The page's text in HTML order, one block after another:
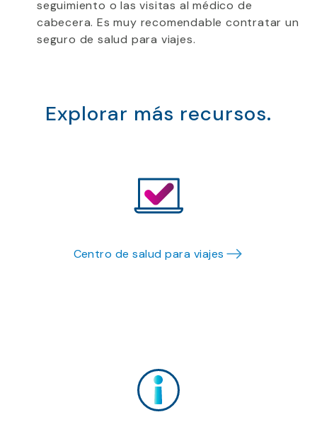
seguimiento o las visitas al médico de
cabecera. Es muy recomendable contratar un
seguro de salud para viajes.
Explorar más recursos.
Centro de salud para viajes